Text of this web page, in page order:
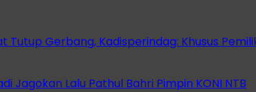
Tutup Gerbang, Kadisperindag: Khusus
Jagokan Lalu Pathul Bahri Pimpin KONI NTB